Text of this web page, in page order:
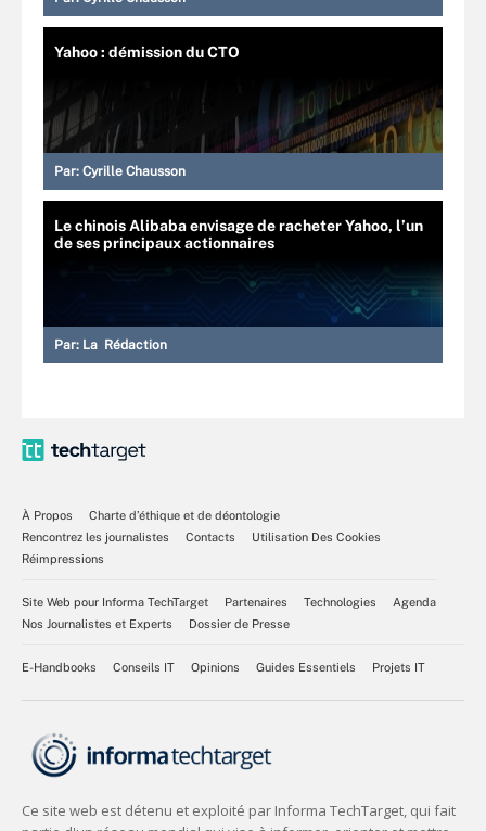
Yahoo : démission du CTO
Par: Cyrille Chausson
Le chinois Alibaba envisage de racheter Yahoo, l’un
de ses principaux actionnaires
Par: La Rédaction
À Propos
Charte d’éthique et de déontologie
Rencontrez les journalistes
Contacts
Utilisation Des Cookies
Réimpressions
Site Web pour Informa TechTarget Partenaires Technologies
Agenda
Nos Journalistes et Experts
Dossier de Presse
E-Handbooks Conseils IT Opinions Guides Essentiels Projets IT